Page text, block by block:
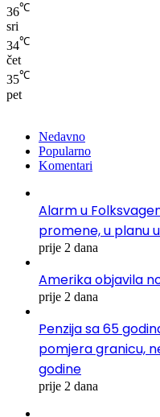
36℃
sri
34℃
čet
35℃
pet
Nedavno
Popularno
Komentari
Alarm u
promene, u planu
prije 2 dana
Amerika objavila
prije 2 dana
Penzija sa 65
pomjera granicu,
godine
prije 2 dana